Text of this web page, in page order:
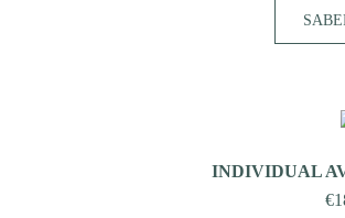
INDIVIDUAL
€